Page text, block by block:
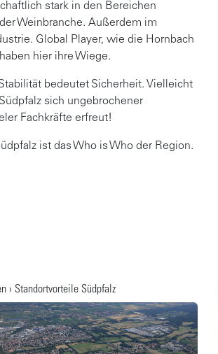
stark in den Bereichen
Weinbranche. Außerdem im
Global Player, wie die Hornbach
hier ihre Wiege.
bedeutet Sicherheit. Vielleicht
sich ungebrochener
Fachkräfte erfreut!
ist das Who is Who der Region.
› Standortvorteile Südpfalz